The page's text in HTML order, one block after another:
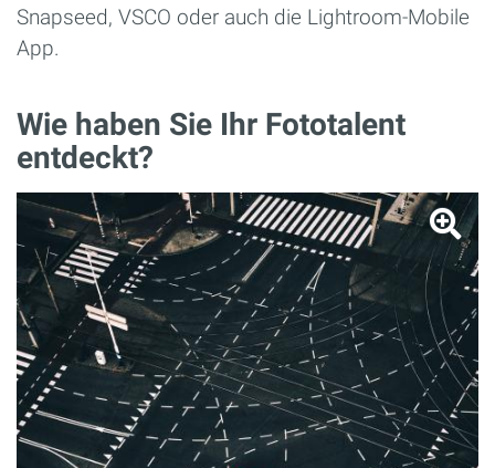
Snapseed, VSCO oder auch die Lightroom-Mobile
App.
Wie haben Sie Ihr Fototalent
entdeckt?